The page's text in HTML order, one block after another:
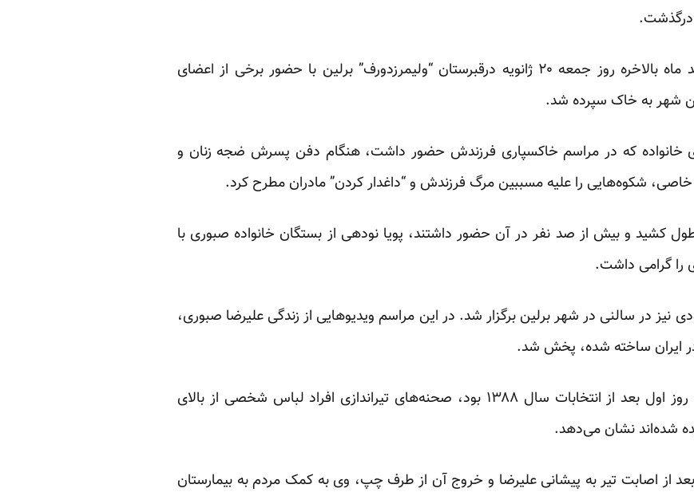
درگذشت.
پیکر این جوان ۲۳ ساله بعد از چند ماه بالاخره روز جمعه ۲۰ ژانویه درقبرستان “ولیمرزدورف” برلین با حضور برخی از اعضای
شهر به خاک سپرده شد.
خانواده که در مراسم خاکسپاری فرزندش حضور داشت، هنگام دفن پسرش ضجه زنان و
شکوه‌هایی را علیه مسببین مرگ فرزندش و “داغدار کردن” مادران مطرح کرد.
کشید و بیش از صد نفر در آن حضور داشتند، پویا نودهی از بستگان خانواده صبوری با
را گرامی داشت.
نیز در سالنی در شهر برلین برگزار شد. در این مراسم ویدیو‌هایی از زندگی علیرضا صبوری،
ایران ساخته شده، پخش شد.
این فیلم که مونتاژی از حوادث چند روز اول بعد از انتخابات سال ۱۳۸۸ بود، صحنه‌های تیراندازی افراد لباس شخصی از بالای
شده‌اند نشان می‌دهد.
از اصابت تیر به پیشانی علیرضا و خروج آن از طرف چپ، وی به کمک مردم به بیمارستان